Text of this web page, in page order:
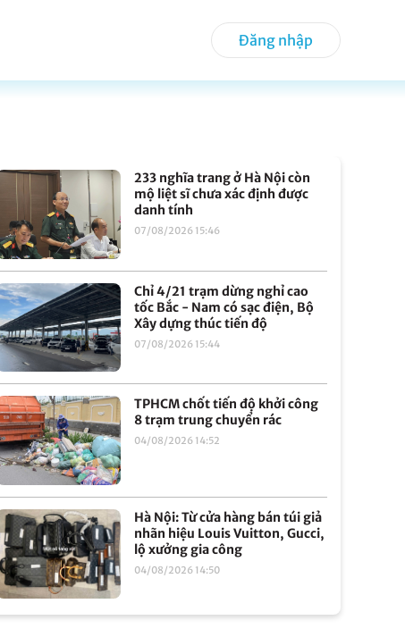
Đăng nhập
233 nghĩa trang ở Hà Nội còn
mộ liệt sĩ chưa xác định được
danh tính
07/08/2026 15:46
Chỉ 4/21 trạm dừng nghỉ cao
tốc Bắc - Nam có sạc điện, Bộ
Xây dựng thúc tiến độ
07/08/2026 15:44
TPHCM chốt tiến độ khởi công
8 trạm trung chuyển rác
04/08/2026 14:52
Hà Nội: Từ cửa hàng bán túi giả
nhãn hiệu Louis Vuitton, Gucci,
lộ xưởng gia công
04/08/2026 14:50